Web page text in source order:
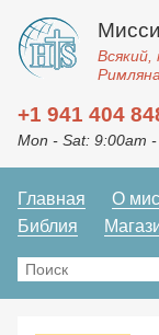
+1 941 404
Mon - Sat: 9:00am
Главная О
Библия